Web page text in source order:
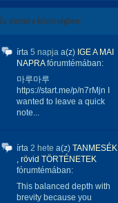
Ez történt a közösségben:
írta 5 napja a(z) IGE A MAI
NAPRAfórumtémában:
마루마루
https://start.me/p/n7rMjn I
wanted to leave a quick
note...
írta 2 hete a(z) TANMESÉK
, rövid TÖRTÉNETEK
fórumtémában:
This balanced depth with
brevity because you